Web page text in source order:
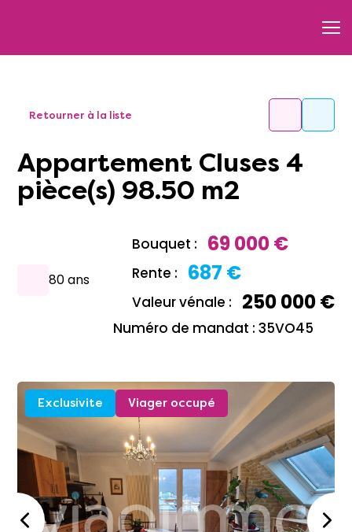
Retourner à la liste
Appartement Cluses 4
pièce(s) 98.50 m2
80 ans
Bouquet : 69 000 €
Rente : 687 €
Valeur vénale : 250 000 €
Numéro de mandat : 35VO45
Exclusivite Viager occupé